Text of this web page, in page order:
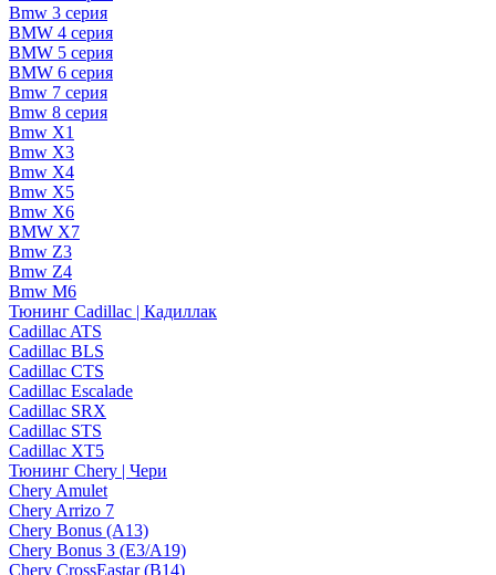
Bmw 3 серия
BMW 4 серия
BMW 5 серия
BMW 6 серия
Bmw 7 серия
Bmw 8 серия
Bmw X1
Bmw X3
Bmw X4
Bmw X5
Bmw X6
BMW X7
Bmw Z3
Bmw Z4
Bmw М6
Тюнинг Cadillac | Кадиллак
Cadillac ATS
Cadillac BLS
Cadillac CTS
Cadillac Escalade
Cadillac SRX
Cadillac STS
Cadillac XT5
Тюнинг Chery | Чери
Chery Amulet
Chery Arrizo 7
Chery Bonus (A13)
Chery Bonus 3 (E3/A19)
Chery CrossEastar (B14)